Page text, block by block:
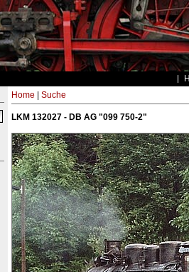
Home Suche
LKM 132027 - DB AG "099 750-2"